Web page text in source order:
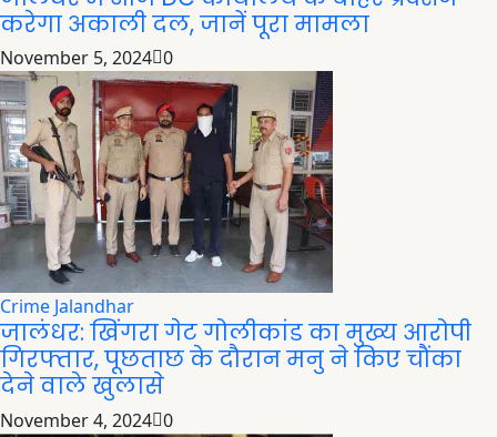
करेगा अकाली दल, जानें पूरा मामला
November 5, 2024 0
Crime Jalandhar
जालंधर: खिंगरा गेट गोलीकांड का मुख्य आरोपी
गिरफ्तार, पूछताछ के दौरान मनु ने किए चौंका
देने वाले खुलासे
November 4, 2024 0